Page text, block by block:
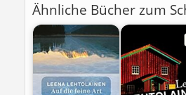
Ähnliche Bücher zum